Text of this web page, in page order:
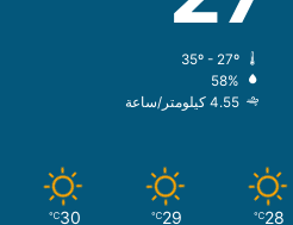
58%
4.55 كيلومتر/ساعة
28
℃
29
℃
30
℃